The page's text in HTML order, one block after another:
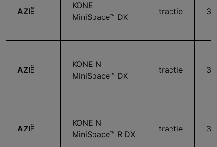
AZIË
KONE
MiniSpace™ DX
tractie
AZIË
KONE N
MiniSpace™ DX
tractie
AZIË
KONE N
MiniSpace™ R DX
tractie